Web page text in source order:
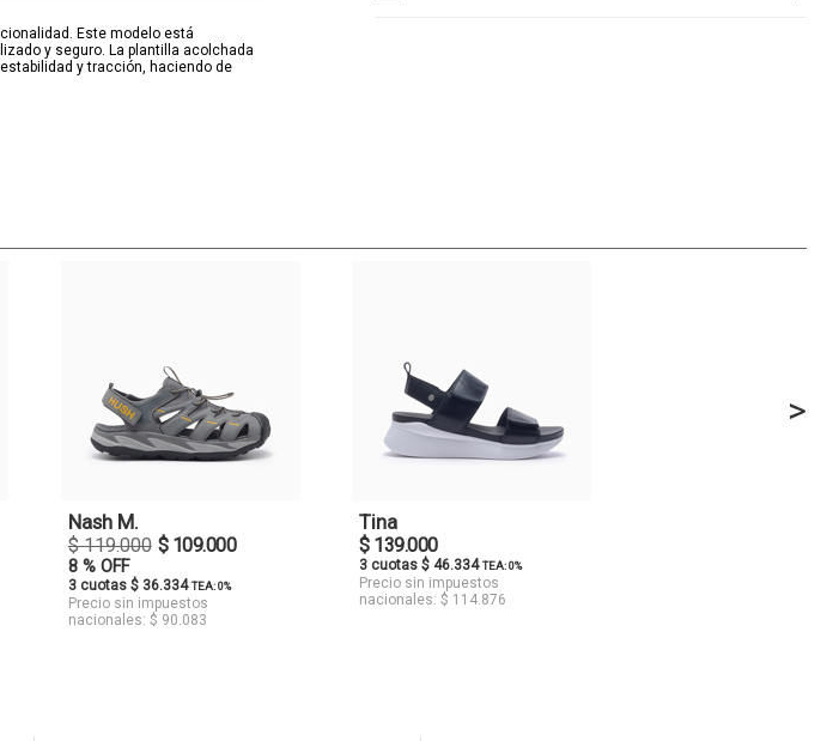
Este modelo está
y seguro. La plantilla acolchada
y tracción, haciendo de
Nash M.
$ 119.000 $ 109.000
8 % OFF
3 cuotas $ 36.334TEA: 0%
Precio sin impuestos
nacionales: $ 90.083
Tina
$ 139.000
3 cuotas $ 46.334TEA: 0%
Precio sin impuestos
nacionales: $ 114.876
>